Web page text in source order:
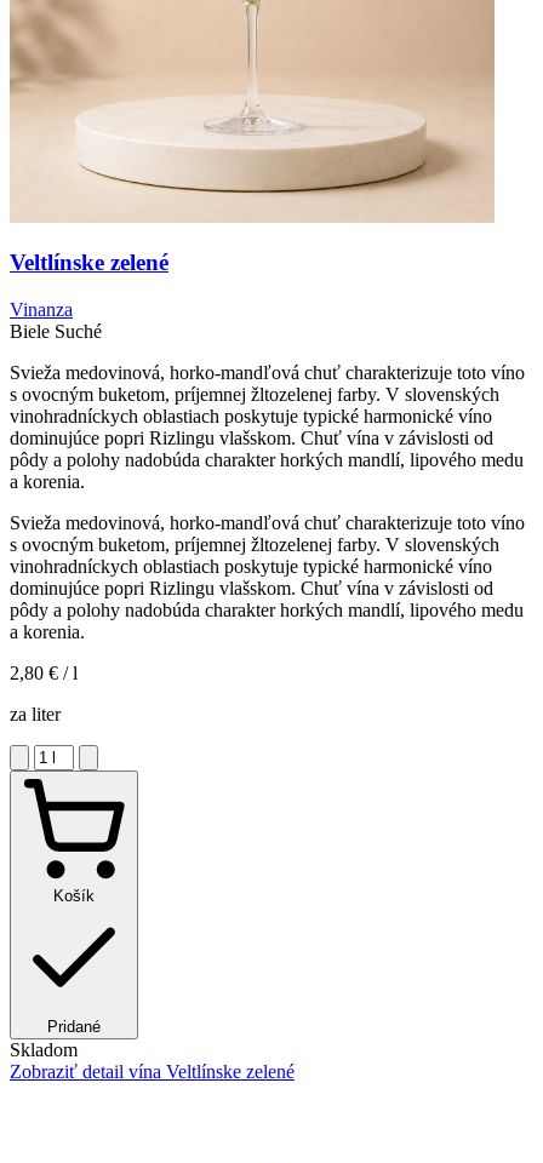
Veltlínske zelené
Vinanza
Biele Suché
Svieža medovinová, horko-mandľová chuť charakterizuje toto víno
s ovocným buketom, príjemnej žltozelenej farby. V slovenských
vinohradníckych oblastiach poskytuje typické harmonické víno
dominujúce popri Rizlingu vlašskom. Chuť vína v závislosti od
pôdy a polohy nadobúda charakter horkých mandlí, lipového medu
a korenia.
Svieža medovinová, horko-mandľová chuť charakterizuje toto víno
s ovocným buketom, príjemnej žltozelenej farby. V slovenských
vinohradníckych oblastiach poskytuje typické harmonické víno
dominujúce popri Rizlingu vlašskom. Chuť vína v závislosti od
pôdy a polohy nadobúda charakter horkých mandlí, lipového medu
a korenia.
2,80 € / l
za liter
Košík
Pridané
Skladom
Zobraziť detail vína Veltlínske zelené